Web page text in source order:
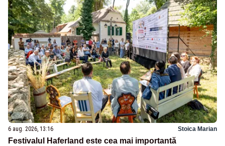
6 aug. 2026, 13:16 Stoica Marian
Festivalul Haferland este cea mai importantă